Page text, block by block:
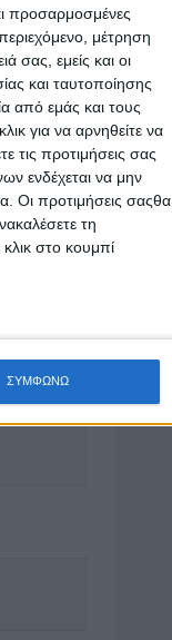
προσαρμοσμένες
μέτρηση
σας, εμείς και οι
και ταυτοποίησης
από εμάς και τους
για να αρνηθείτε να
τις προτιμήσεις σας
ενδέχεται να μην
Οι προτιμήσεις σαςθα
τη
στο κουμπί
ΣΥΜΦΩΝΩ